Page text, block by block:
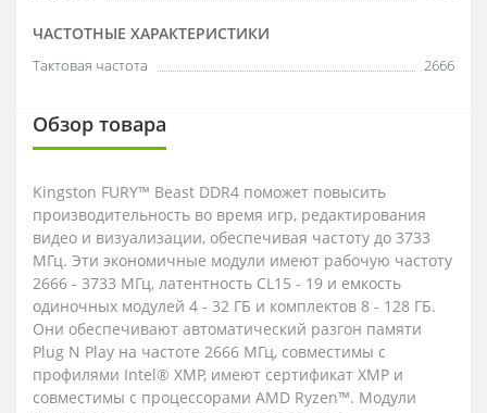
ЧАСТОТНЫЕ ХАРАКТЕРИСТИКИ
Тактовая частота 2666
Обзор товара
Kingston FURY™ Beast DDR4 поможет повысить
производительность во время игр, редактирования
видео и визуализации, обеспечивая частоту до 3733
МГц. Эти экономичные модули имеют рабочую частоту
2666 - 3733 МГц, латентность CL15 - 19 и емкость
одиночных модулей 4 - 32 ГБ и комплектов 8 - 128 ГБ.
Они обеспечивают автоматический разгон памяти
Plug N Play на частоте 2666 МГц, совместимы с
профилями Intel® XMP, имеют сертификат XMP и
совместимы с процессорами AMD Ryzen™. Модули